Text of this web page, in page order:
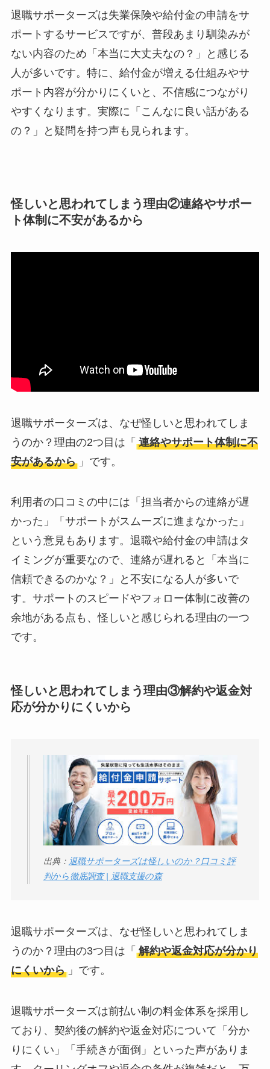
退職サポーターズは失業保険や給付金の申請をサ
ポートするサービスですが、普段あまり馴染みが
ない内容のため「本当に大丈夫なの？」と感じる
人が多いです。特に、給付金が増える仕組みやサ
ポート内容が分かりにくいと、不信感につながり
やすくなります。実際に「こんなに良い話がある
の？」と疑問を持つ声も見られます。
怪しいと思われてしまう理由②連絡やサポー
ト体制に不安があるから
退職サポーターズは、なぜ怪しいと思われてしま
うのか？理由の2つ目は「 連絡やサポート体制に不
安があるから 」です。
利用者の口コミの中には「担当者からの連絡が遅
かった」「サポートがスムーズに進まなかった」
という意見もあります。退職や給付金の申請はタ
イミングが重要なので、連絡が遅れると「本当に
信頼できるのかな？」と不安になる人が多いで
す。サポートのスピードやフォロー体制に改善の
余地がある点も、怪しいと感じられる理由の一つ
です。
怪しいと思われてしまう理由③解約や返金対
応が分かりにくいから
出典： 退職サポーターズは怪しいのか？口コミ評
判から徹底調査 | 退職支援の森
退職サポーターズは、なぜ怪しいと思われてしま
うのか？理由の3つ目は「 解約や返金対応が分かり
にくいから 」です。
退職サポーターズは前払い制の料金体系を採用し
ており、契約後の解約や返金対応について「分か
りにくい」「手続きが面倒」といった声がありま